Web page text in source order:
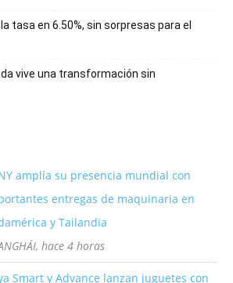
tasa en 6.50%, sin sorpresas para el
vive una transformación sin
amplía su presencia mundial con
entregas de maquinaria en
y Tailandia
hace 4 horas
Smart y Advance lanzan juguetes con